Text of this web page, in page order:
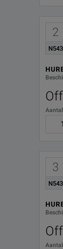
2
Aantal
3
Aantal